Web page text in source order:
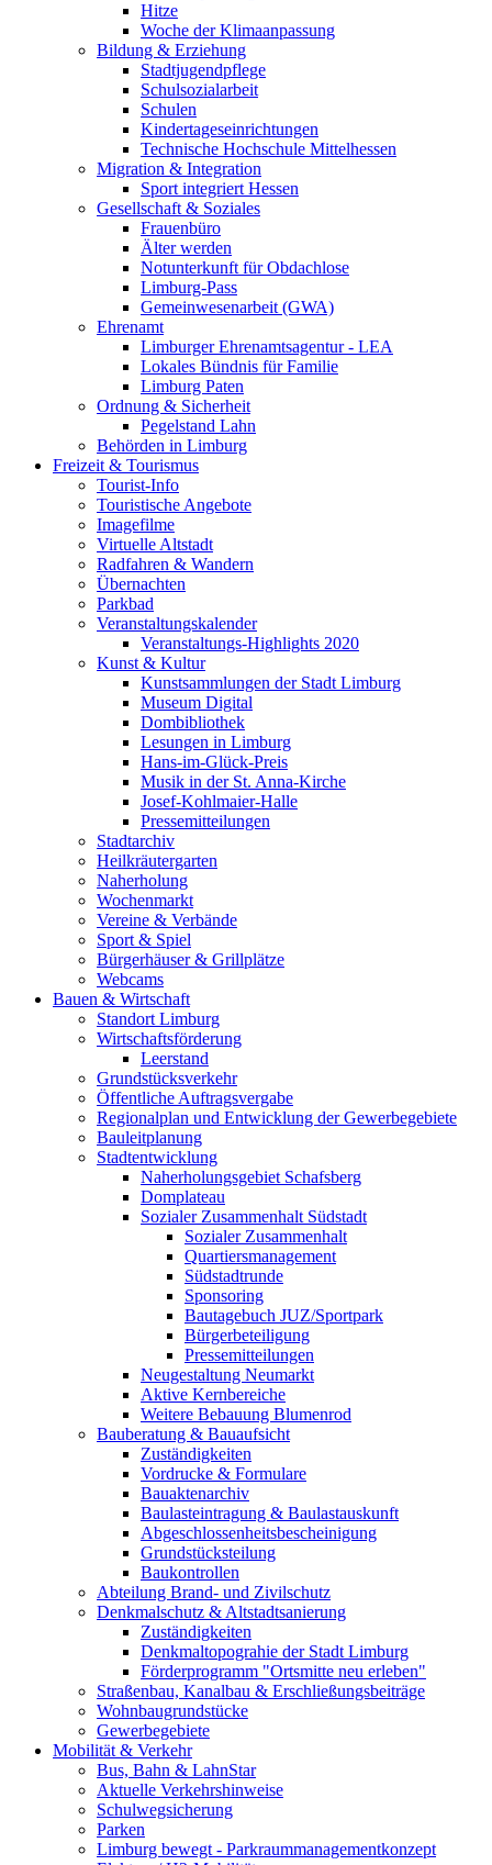
Hitze
Woche der Klimaanpassung
Bildung & Erziehung
Stadtjugendpflege
Schulsozialarbeit
Schulen
Kindertageseinrichtungen
Technische Hochschule Mittelhessen
Migration & Integration
Sport integriert Hessen
Gesellschaft & Soziales
Frauenbüro
Älter werden
Notunterkunft für Obdachlose
Limburg-Pass
Gemeinwesenarbeit (GWA)
Ehrenamt
Limburger Ehrenamtsagentur - LEA
Lokales Bündnis für Familie
Limburg Paten
Ordnung & Sicherheit
Pegelstand Lahn
Behörden in Limburg
Freizeit & Tourismus
Tourist-Info
Touristische Angebote
Imagefilme
Virtuelle Altstadt
Radfahren & Wandern
Übernachten
Parkbad
Veranstaltungskalender
Veranstaltungs-Highlights 2020
Kunst & Kultur
Kunstsammlungen der Stadt Limburg
Museum Digital
Dombibliothek
Lesungen in Limburg
Hans-im-Glück-Preis
Musik in der St. Anna-Kirche
Josef-Kohlmaier-Halle
Pressemitteilungen
Stadtarchiv
Heilkräutergarten
Naherholung
Wochenmarkt
Vereine & Verbände
Sport & Spiel
Bürgerhäuser & Grillplätze
Webcams
Bauen & Wirtschaft
Standort Limburg
Wirtschaftsförderung
Leerstand
Grundstücksverkehr
Öffentliche Auftragsvergabe
Regionalplan und Entwicklung der Gewerbegebiete
Bauleitplanung
Stadtentwicklung
Naherholungsgebiet Schafsberg
Domplateau
Sozialer Zusammenhalt Südstadt
Sozialer Zusammenhalt
Quartiersmanagement
Südstadtrunde
Sponsoring
Bautagebuch JUZ/Sportpark
Bürgerbeteiligung
Pressemitteilungen
Neugestaltung Neumarkt
Aktive Kernbereiche
Weitere Bebauung Blumenrod
Bauberatung & Bauaufsicht
Zuständigkeiten
Vordrucke & Formulare
Bauaktenarchiv
Baulasteintragung & Baulastauskunft
Abgeschlossenheitsbescheinigung
Grundstücksteilung
Baukontrollen
Abteilung Brand- und Zivilschutz
Denkmalschutz & Altstadtsanierung
Zuständigkeiten
Denkmaltopograhie der Stadt Limburg
Förderprogramm "Ortsmitte neu erleben"
Straßenbau, Kanalbau & Erschließungsbeiträge
Wohnbaugrundstücke
Gewerbegebiete
Mobilität & Verkehr
Bus, Bahn & LahnStar
Aktuelle Verkehrshinweise
Schulwegsicherung
Parken
Limburg bewegt - Park­raum­management­konzept